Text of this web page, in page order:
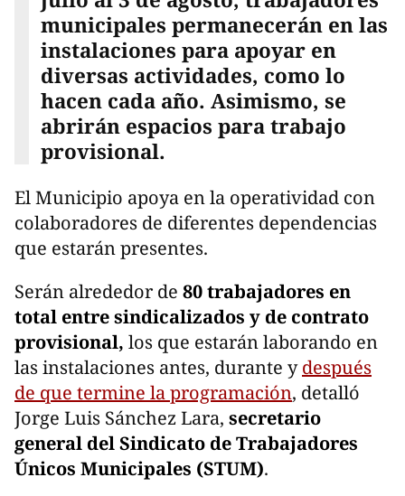
municipales permanecerán en las
instalaciones para apoyar en
diversas actividades, como lo
hacen cada año. Asimismo, se
abrirán espacios para trabajo
provisional.
El Municipio apoya en la operatividad con
colaboradores de diferentes dependencias
que estarán presentes.
Serán alrededor de 80 trabajadores en
total entre sindicalizados y de contrato
provisional, los que estarán laborando en
las instalaciones antes, durante ydespués
de que termine la programación, detalló
Jorge Luis Sánchez Lara, secretario
general del Sindicato de Trabajadores
Únicos Municipales (STUM).